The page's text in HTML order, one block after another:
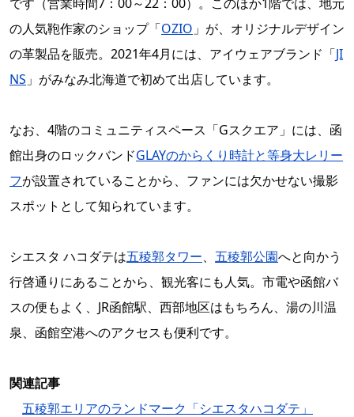
の人気鞄作家のショップ「OZIO 」が、オリジナルデザイン
の革製品を販売。2021年4月には、アイウェアブランド「JI
NS 」がみなみ北海道で初めて出店しています。
なお、4階のコミュニティスペース「Gスクエア」には、函
館出身のロックバンドGLAYのからくり時計と等身大レリー
フが設置されていることから、ファンには欠かせない撮影
スポットとして知られています。
シエスタ ハコダテは五稜郭タワー、 五稜郭公園へと向かう
行啓通りにあることから、観光客にも人気。市電や函館バ
スの便もよく、JR函館駅、西部地区はもちろん、湯の川温
泉、函館空港へのアクセスも便利です。
関連記事
五稜郭エリアのランドマーク「シエスタハコダテ」